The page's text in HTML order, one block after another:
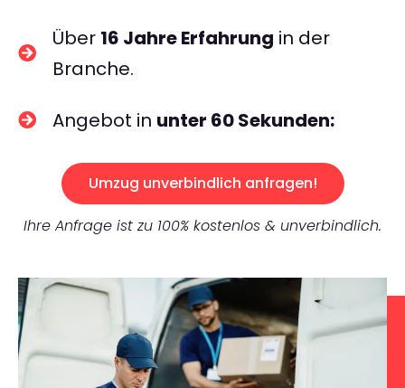
Über 16 Jahre Erfahrung in der
Branche.
Angebot in unter 60 Sekunden:
Umzug unverbindlich anfragen!
Ihre Anfrage ist zu 100% kostenlos & unverbindlich.